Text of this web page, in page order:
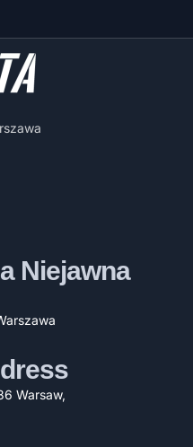
Niejawna
Warsaw,